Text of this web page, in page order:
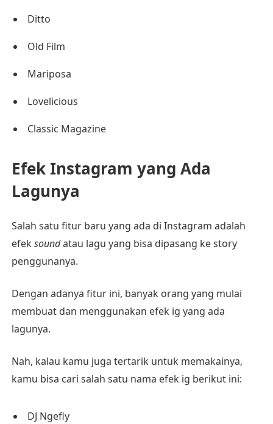
Ditto
Old Film
Mariposa
Lovelicious
Classic Magazine
Efek Instagram yang Ada
Lagunya
Salah satu fitur baru yang ada di Instagram adalah
efeksoundatau lagu yang bisa dipasang ke story
penggunanya.
Dengan adanya fitur ini, banyak orang yang mulai
membuat dan menggunakan efek ig yang ada
lagunya.
Nah, kalau kamu juga tertarik untuk memakainya,
kamu bisa cari salah satu nama efek ig berikut ini:
DJ Ngefly